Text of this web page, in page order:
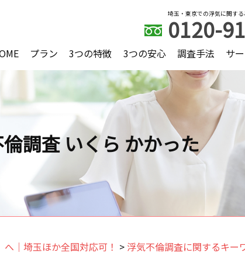
調査 いくら かかった
埼玉・東京での浮気に関す
0120-
プラン 3つの特徴 3つの安心 調査手法 サ
｜埼玉ほか全国対応可！ > 浮気不倫調査に関するキー